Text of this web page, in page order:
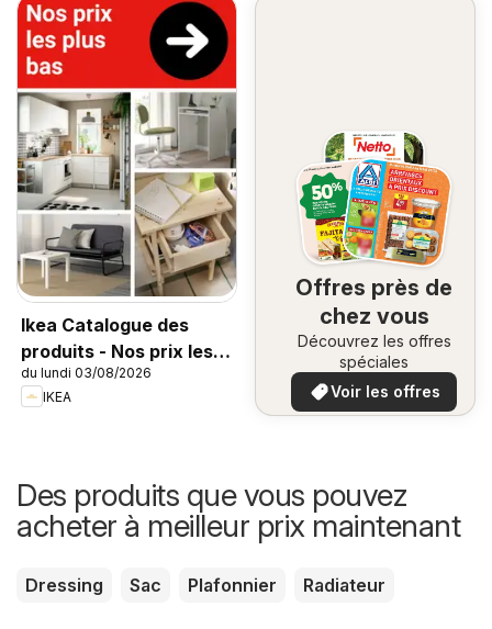
Ikea Catalogue des
produits - Nos prix les
plus bas
du lundi 03/08/2026
IKEA
Offres près de
chez vous
Découvrez les offres
spéciales
Voir les offres
Des produits que vous pouvez
acheter à meilleur prix maintenant
Dressing Sac Plafonnier Radiateur